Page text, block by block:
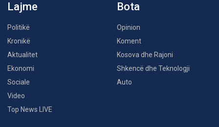
Lajme
Politikë
Kronikë
Aktualitet
Ekonomi
Sociale
Video
Top News LIVE
Bota
Opinion
Koment
Kosova dhe Rajoni
Shkencë dhe Teknologji
Auto